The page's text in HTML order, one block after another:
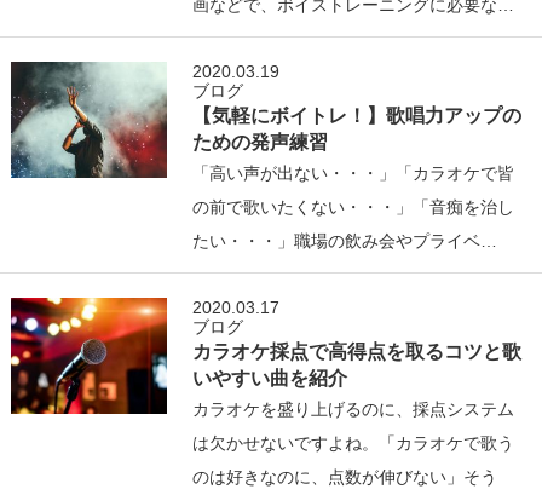
画などで、ボイストレーニングに必要な…
2020.03.19
ブログ
【気軽にボイトレ！】歌唱力アップの
ための発声練習
「高い声が出ない・・・」「カラオケで皆
の前で歌いたくない・・・」「音痴を治し
たい・・・」職場の飲み会やプライベ…
2020.03.17
ブログ
カラオケ採点で高得点を取るコツと歌
いやすい曲を紹介
カラオケを盛り上げるのに、採点システム
は欠かせないですよね。「カラオケで歌う
のは好きなのに、点数が伸びない」そう